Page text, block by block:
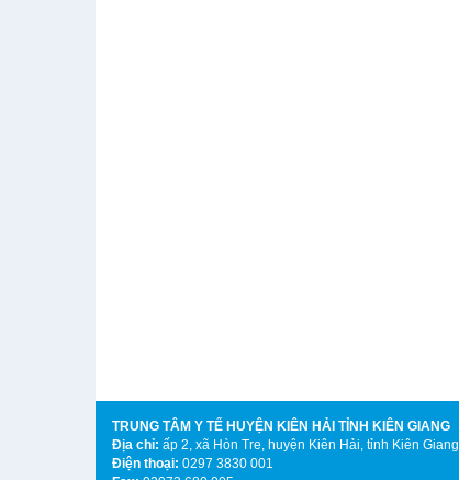
TRUNG TÂM Y TẾ HUYỆN KIÊN HẢI TỈNH KIÊN GIANG
Địa chỉ: ấp 2, xã Hòn Tre, huyện Kiên Hải, tỉnh Kiên Giang
Điện thoại: 0297 3830 001